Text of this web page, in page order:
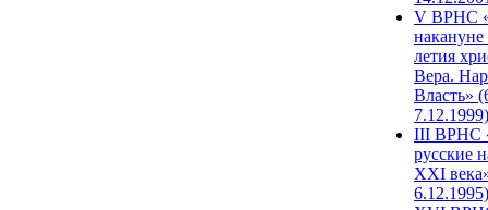
V ВРНС
накануне
летия
Вера.
Власть»
7.12.1999)
III ВРНС
русские
XXI
6.12.1995)